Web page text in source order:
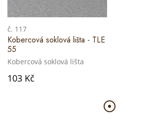
č. 117
Kobercová soklová lišta - TLE
55
Kobercová soklová lišta
103 Kč